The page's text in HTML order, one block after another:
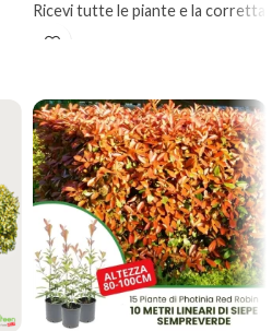
Ricevi tutte le piante e la corretta
sequenza d'impianto
Vaso diametro 16-18cm